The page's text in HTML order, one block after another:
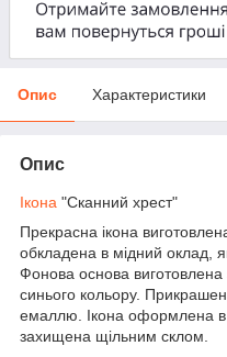
Опис Характеристики
Опис
Ікона "Сканний хрест"
Прекрасна ікона
обкладена в мідний оклад,
Фонова основа виготовлена
синього кольору.
емаллю. Ікона оформлена в
захищена щільним склом.